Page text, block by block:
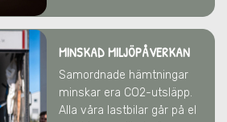
MINSKAD MILJÖPÅVERKAN
Samordnade hämtningar
minskar era CO2-utsläpp.
Alla våra lastbilar går på el